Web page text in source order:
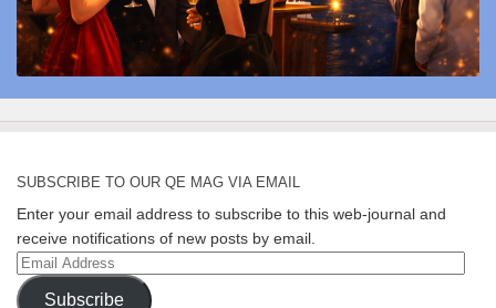
SUBSCRIBE TO OUR QE MAG VIA EMAIL
Enter your email address to subscribe to this web-journal and
receive notifications of new posts by email.
Email
Address
Subscribe